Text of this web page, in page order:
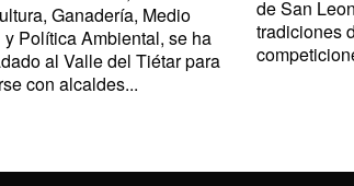
Ganadería, Medio
y Política Ambiental, se ha
al Valle del Tiétar para
con alcaldes...
de San
tradiciones